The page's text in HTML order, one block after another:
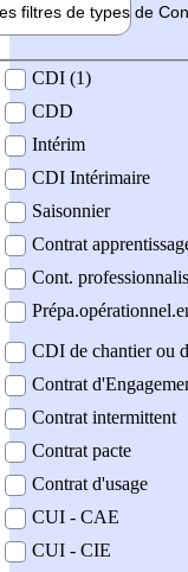
filtres de types de
contrat
CDI (1)
CDD
Intérim
CDI Intérimaire
Saisonnier
Contrat
Cont.
CDI de chantier ou
Contrat
Contrat intermittent
Contrat pacte
Contrat d'usage
CUI - CAE
CUI - CIE